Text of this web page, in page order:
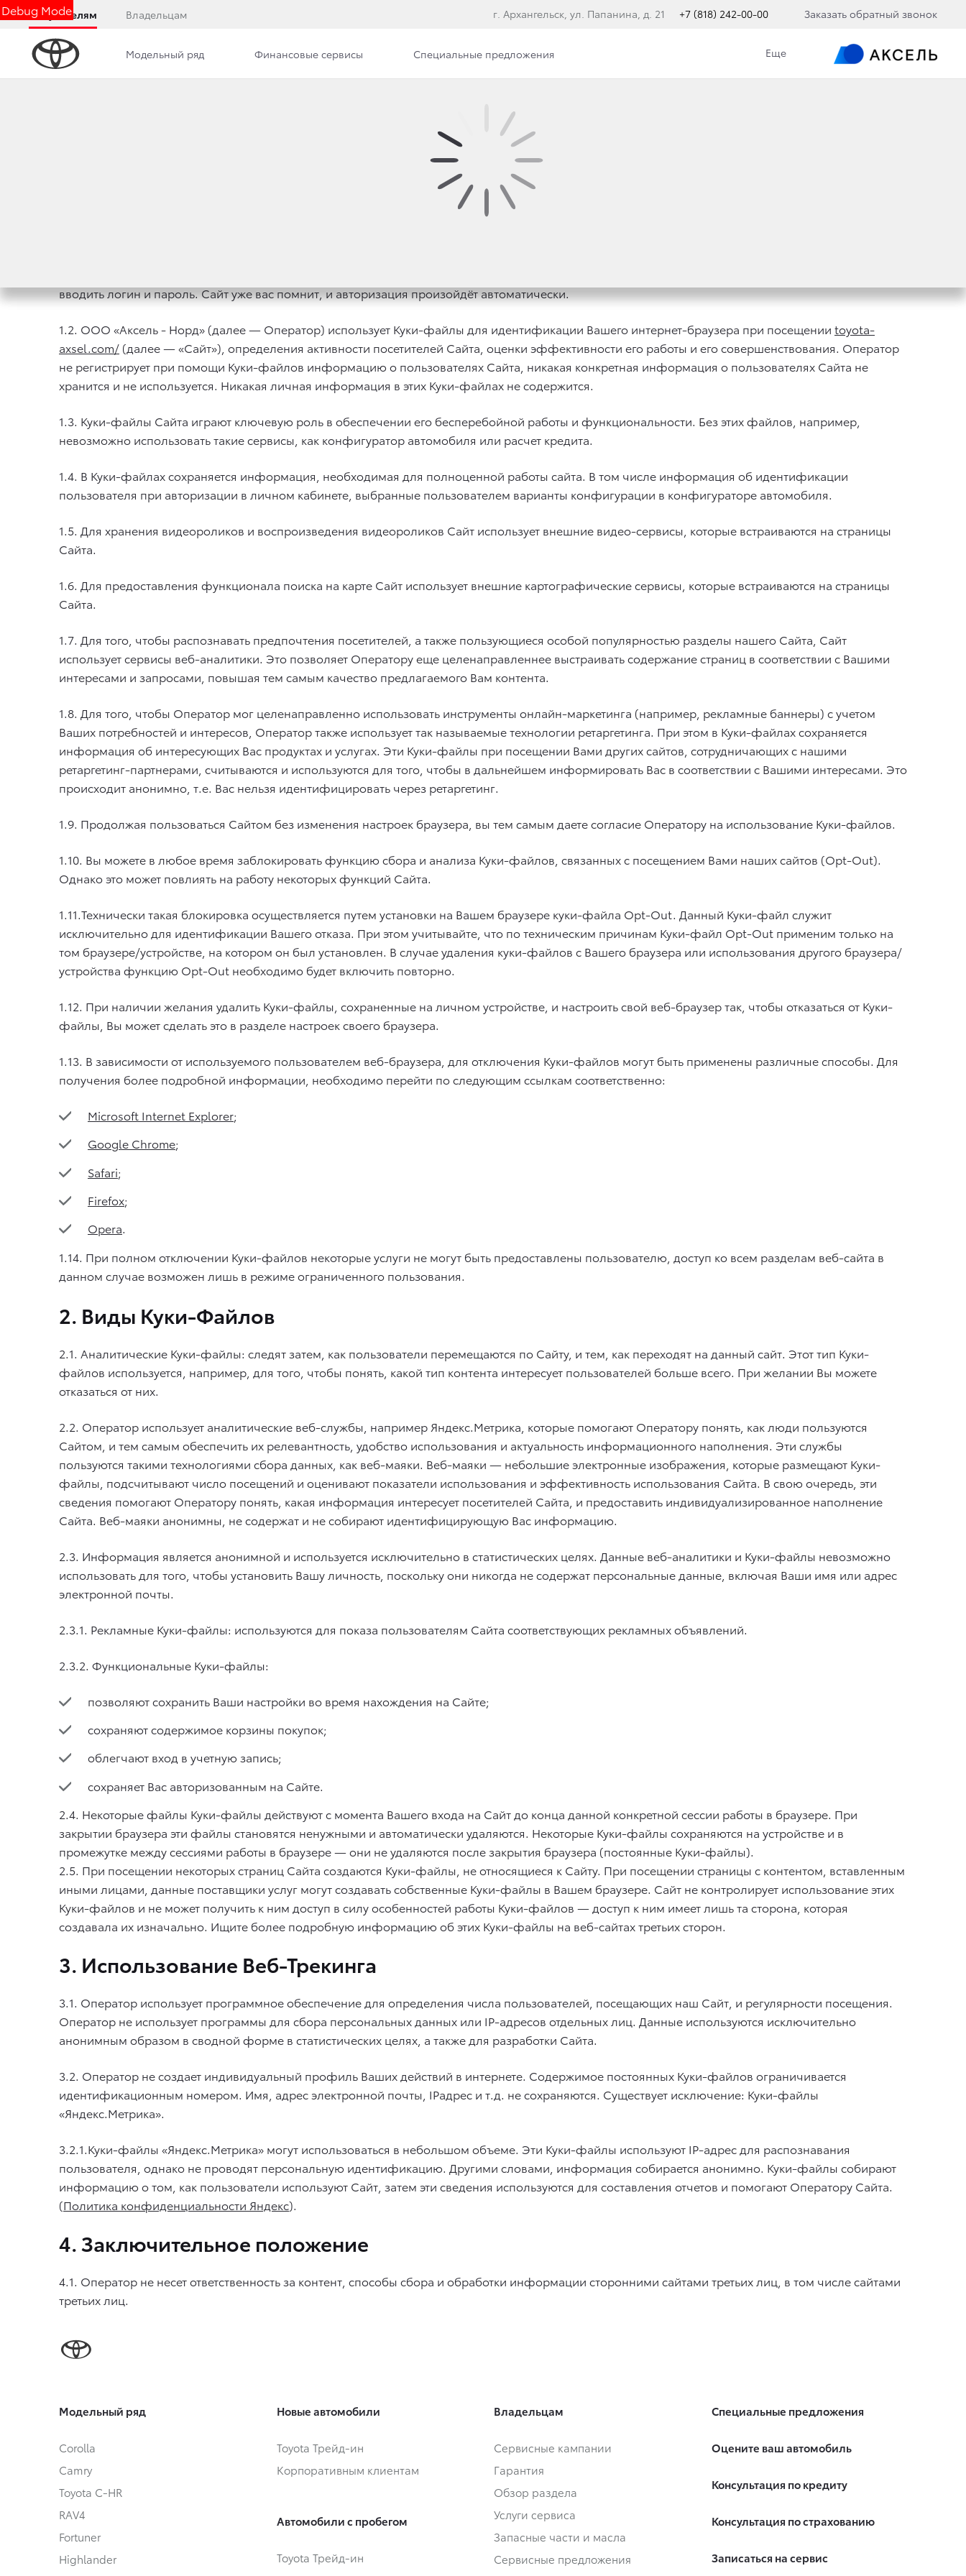
Debug Mode
Покупателям Владельцам г. Архангельск, ул. Папанина, д. 21 +7 (818) 242-00-00 Заказать обратный звонок
Модельный ряд Финансовые сервисы Специальные предложения Еще
СОГЛАШЕНИЕ ОБ ИСПОЛЬЗОВАНИИ COOKIE-ФАЙЛОВ
вводить логин и пароль. Сайт уже вас помнит, и авторизация произойдёт автоматически.
1.2. ООО «Аксель - Норд» (далее — Оператор) использует Куки-файлы для идентификации Вашего интернет-браузера при посещении toyota-
axsel.com/ (далее — «Сайт»), определения активности посетителей Сайта, оценки эффективности его работы и его совершенствования. Оператор
не регистрирует при помощи Куки-файлов информацию о пользователях Сайта, никакая конкретная информация о пользователях Сайта не
хранится и не используется. Никакая личная информация в этих Куки-файлах не содержится.
1.3. Куки-файлы Сайта играют ключевую роль в обеспечении его бесперебойной работы и функциональности. Без этих файлов, например,
невозможно использовать такие сервисы, как конфигуратор автомобиля или расчет кредита.
1.4. В Куки-файлах сохраняется информация, необходимая для полноценной работы сайта. В том числе информация об идентификации
пользователя при авторизации в личном кабинете, выбранные пользователем варианты конфигурации в конфигураторе автомобиля.
1.5. Для хранения видеороликов и воспроизведения видеороликов Сайт использует внешние видео-сервисы, которые встраиваются на страницы
Сайта.
1.6. Для предоставления функционала поиска на карте Сайт использует внешние картографические сервисы, которые встраиваются на страницы
Сайта.
1.7. Для того, чтобы распознавать предпочтения посетителей, а также пользующиеся особой популярностью разделы нашего Сайта, Сайт
использует сервисы веб-аналитики. Это позволяет Оператору еще целенаправленнее выстраивать содержание страниц в соответствии с Вашими
интересами и запросами, повышая тем самым качество предлагаемого Вам контента.
1.8. Для того, чтобы Оператор мог целенаправленно использовать инструменты онлайн-маркетинга (например, рекламные баннеры) с учетом
Ваших потребностей и интересов, Оператор также использует так называемые технологии ретаргетинга. При этом в Куки-файлах сохраняется
информация об интересующих Вас продуктах и услугах. Эти Куки-файлы при посещении Вами других сайтов, сотрудничающих с нашими
ретаргетинг-партнерами, считываются и используются для того, чтобы в дальнейшем информировать Вас в соответствии с Вашими интересами. Это
происходит анонимно, т.е. Вас нельзя идентифицировать через ретаргетинг.
1.9. Продолжая пользоваться Сайтом без изменения настроек браузера, вы тем самым даете согласие Оператору на использование Куки-файлов.
1.10. Вы можете в любое время заблокировать функцию сбора и анализа Куки-файлов, связанных с посещением Вами наших сайтов (Opt-Out).
Однако это может повлиять на работу некоторых функций Сайта.
1.11.Технически такая блокировка осуществляется путем установки на Вашем браузере куки-файла Opt-Out. Данный Куки-файл служит
исключительно для идентификации Вашего отказа. При этом учитывайте, что по техническим причинам Куки-файл Opt-Out применим только на
том браузере/устройстве, на котором он был установлен. В случае удаления куки-файлов с Вашего браузера или использования другого браузера/
устройства функцию Opt-Out необходимо будет включить повторно.
1.12. При наличии желания удалить Куки-файлы, сохраненные на личном устройстве, и настроить свой веб-браузер так, чтобы отказаться от Куки-
файлы, Вы может сделать это в разделе настроек своего браузера.
1.13. В зависимости от используемого пользователем веб-браузера, для отключения Куки-файлов могут быть применены различные способы. Для
получения более подробной информации, необходимо перейти по следующим ссылкам соответственно:
Microsoft Internet Explorer;
Google Chrome;
Safari;
Firefox;
Opera.
1.14. При полном отключении Куки-файлов некоторые услуги не могут быть предоставлены пользователю, доступ ко всем разделам веб-сайта в
данном случае возможен лишь в режиме ограниченного пользования.
2. Виды Куки-Файлов
2.1. Аналитические Куки-файлы: следят затем, как пользователи перемещаются по Сайту, и тем, как переходят на данный сайт. Этот тип Куки-
файлов используется, например, для того, чтобы понять, какой тип контента интересует пользователей больше всего. При желании Вы можете
отказаться от них.
2.2. Оператор использует аналитические веб-службы, например Яндекс.Метрика, которые помогают Оператору понять, как люди пользуются
Сайтом, и тем самым обеспечить их релевантность, удобство использования и актуальность информационного наполнения. Эти службы
пользуются такими технологиями сбора данных, как веб-маяки. Веб-маяки — небольшие электронные изображения, которые размещают Куки-
файлы, подсчитывают число посещений и оценивают показатели использования и эффективность использования Сайта. В свою очередь, эти
сведения помогают Оператору понять, какая информация интересует посетителей Сайта, и предоставить индивидуализированное наполнение
Сайта. Веб-маяки анонимны, не содержат и не собирают идентифицирующую Вас информацию.
2.3. Информация является анонимной и используется исключительно в статистических целях. Данные веб-аналитики и Куки-файлы невозможно
использовать для того, чтобы установить Вашу личность, поскольку они никогда не содержат персональные данные, включая Ваши имя или адрес
электронной почты.
2.3.1. Рекламные Куки-файлы: используются для показа пользователям Сайта соответствующих рекламных объявлений.
2.3.2. Функциональные Куки-файлы:
позволяют сохранить Ваши настройки во время нахождения на Сайте;
сохраняют содержимое корзины покупок;
облегчают вход в учетную запись;
сохраняет Вас авторизованным на Сайте.
2.4. Некоторые файлы Куки-файлы действуют с момента Вашего входа на Сайт до конца данной конкретной сессии работы в браузере. При
закрытии браузера эти файлы становятся ненужными и автоматически удаляются. Некоторые Куки-файлы сохраняются на устройстве и в
промежутке между сессиями работы в браузере — они не удаляются после закрытия браузера (постоянные Куки-файлы).
2.5. При посещении некоторых страниц Сайта создаются Куки-файлы, не относящиеся к Сайту. При посещении страницы с контентом, вставленным
иными лицами, данные поставщики услуг могут создавать собственные Куки-файлы в Вашем браузере. Сайт не контролирует использование этих
Куки-файлов и не может получить к ним доступ в силу особенностей работы Куки-файлов — доступ к ним имеет лишь та сторона, которая
создавала их изначально. Ищите более подробную информацию об этих Куки-файлы на веб-сайтах третьих сторон.
3. Использование Веб-Трекинга
3.1. Оператор использует программное обеспечение для определения числа пользователей, посещающих наш Сайт, и регулярности посещения.
Оператор не использует программы для сбора персональных данных или IP-адресов отдельных лиц. Данные используются исключительно
анонимным образом в сводной форме в статистических целях, а также для разработки Сайта.
3.2. Оператор не создает индивидуальный профиль Ваших действий в интернете. Содержимое постоянных Куки-файлов ограничивается
идентификационным номером. Имя, адрес электронной почты, IPадрес и т.д. не сохраняются. Существует исключение: Куки-файлы
«Яндекс.Метрика».
3.2.1.Куки-файлы «Яндекс.Метрика» могут использоваться в небольшом объеме. Эти Куки-файлы используют IP-адрес для распознавания
пользователя, однако не проводят персональную идентификацию. Другими словами, информация собирается анонимно. Куки-файлы собирают
информацию о том, как пользователи используют Сайт, затем эти сведения используются для составления отчетов и помогают Оператору Сайта.
(Политика конфиденциальности Яндекс).
4. Заключительное положение
4.1. Оператор не несет ответственность за контент, способы сбора и обработки информации сторонними сайтами третьих лиц, в том числе сайтами
третьих лиц.
Модельный ряд
Corolla
Camry
Toyota C-HR
RAV4
Fortuner
Highlander
Новые автомобили
Toyota Трейд-ин
Корпоративным клиентам
Автомобили с пробегом
Toyota Трейд-ин
Владельцам
Сервисные кампании
Гарантия
Обзор раздела
Услуги сервиса
Запасные части и масла
Сервисные предложения
Специальные предложения
Оцените ваш автомобиль
Консультация по кредиту
Консультация по страхованию
Записаться на сервис